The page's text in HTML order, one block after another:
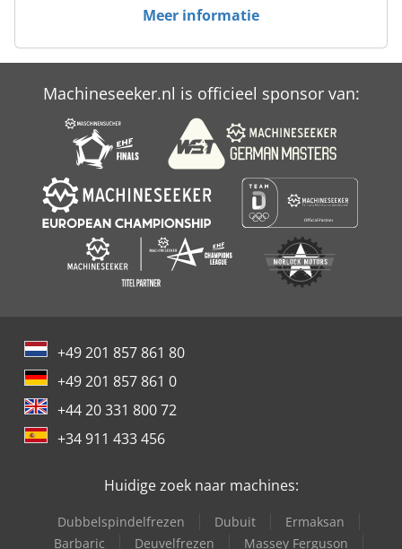
Meer informatie
Machineseeker.nl is officieel sponsor van:
+49 201 857 861 80
+49 201 857 861 0
+44 20 331 800 72
+34 911 433 456
Huidige zoek naar machines:
Dubbelspindelfrezen Dubuit
Ermaksan
Barbaric
Deuvelfrezen Massey Ferguson